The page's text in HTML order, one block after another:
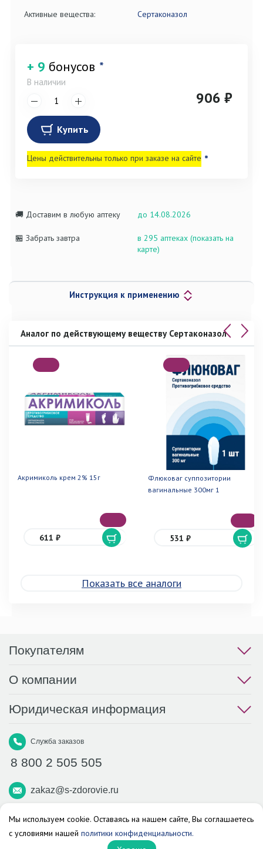
Активные вещества: Сертаконазол
+ 9 бонусов *
В наличии
906 ₽
Купить
Цены действительны только при заказе на сайте *
🚚 Доставим в любую аптеку до 14.08.2026
🏪 Забрать завтра
в 295 аптеках (показать на
карте)
Инструкция к применению
Аналог по действующему веществу Сертаконазол
Акримиколь крем 2% 15г
611 ₽
Флюковаг суппозитории
вагинальные 300мг 1
531 ₽
Показать все аналоги
Покупателям
О компании
Юридическая информация
Служба заказов
8 800 2 505 505
zakaz@s-zdorovie.ru
Макс Вконтакте Телеграм
Аптека «Здоровье»
Мы используем cookie. Оставаясь на нашем сайте, Вы соглашаетесь
с условиями нашей политики конфиденциальности.